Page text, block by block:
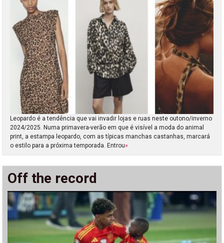
Leopardo é a tendência que vai invadir lojas e ruas neste outono/inverno
2024/2025. Numa primavera-verão em que é visível a moda do animal
print, a estampa leopardo, com as típicas manchas castanhas, marcará
o estilo para a próxima temporada. Entrou»
Off the record